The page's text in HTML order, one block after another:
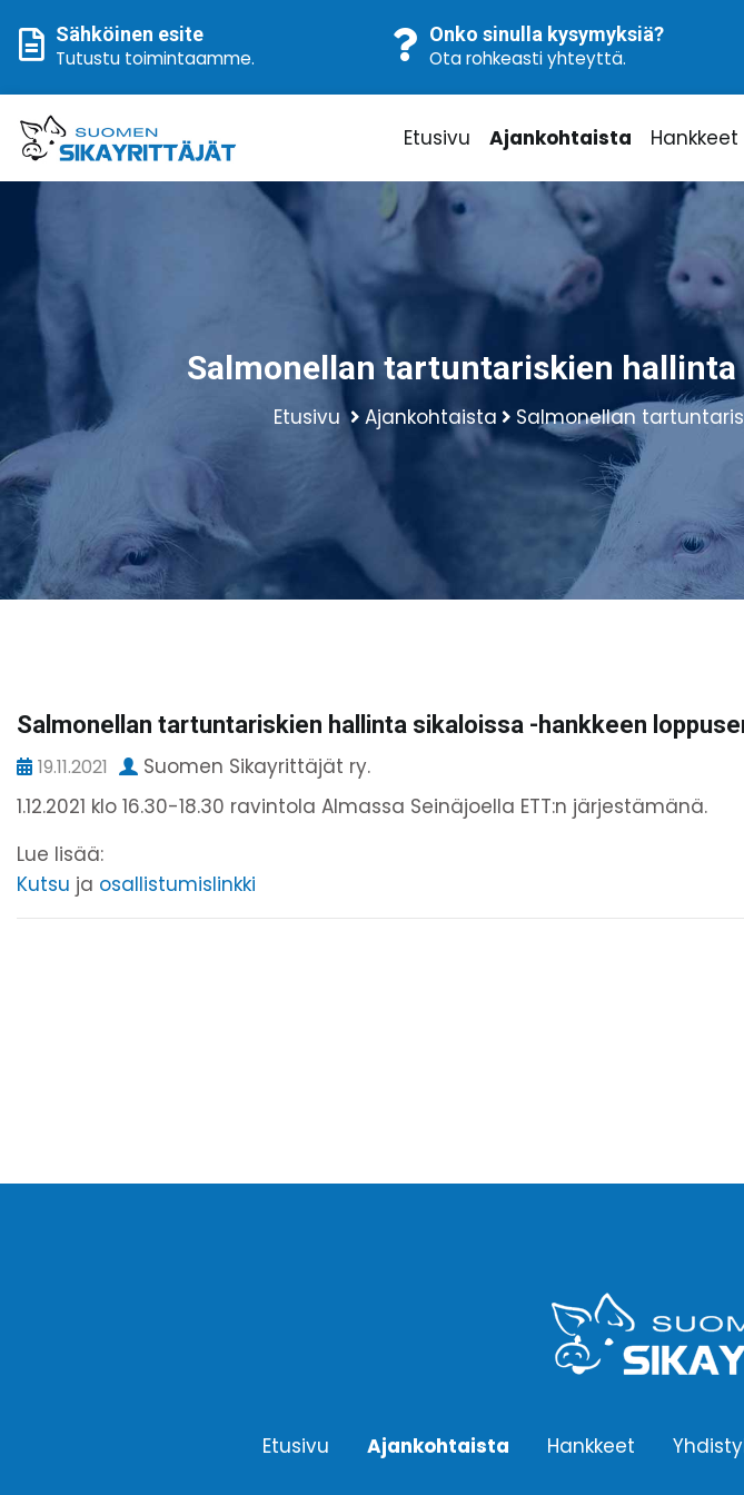
Sähköinen esite
Tutustu toimintaamme.
Onko sinulla kysymyksiä?
Ota rohkeasti yhteyttä.
Etusivu Ajankohtaista Hankkeet
Salmonellan tartuntariskien
Etusivu Ajankohtaista Salmonellan
Salmonellan tartuntariskien hallinta sikaloissa -hankkeen
19.11.2021
Suomen Sikayrittäjät ry.
1.12.2021 klo 16.30-18.30 ravintola Almassa Seinäjoella ETT:n järjestämänä.
Lue lisää:
Kutsu ja osallistumislinkki
Etusivu Ajankohtaista Hankkeet